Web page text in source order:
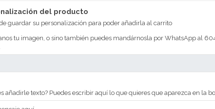
del producto
guardar su personalización para poder añadirla al carrito
tu imagen, o sino también puedes mandárnosla por WhatsApp al
añadirle texto? Puedes escribir aquí lo que quieres que aparezca en la